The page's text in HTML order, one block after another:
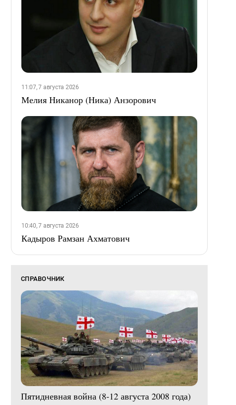
11:07, 7 августа 2026
Мелия Никанор (Ника) Анзорович
10:40, 7 августа 2026
Кадыров Рамзан Ахматович
СПРАВОЧНИК
Пятидневная война (8-12 августа 2008 года)